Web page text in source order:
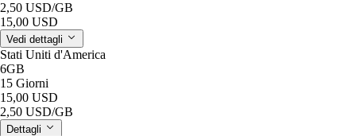
2,50 USD/GB
15,00 USD
Vedi dettagli
Stati Uniti d'America
6GB
15 Giorni
15,00 USD
2,50 USD/GB
Dettagli